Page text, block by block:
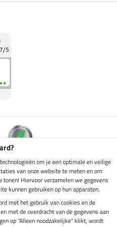
/5
om je een optimale en veilige
van onze website te meten en om
Hiervoor verzamelen we gegevens
kunnen gebruiken op hun apparaten.
met het gebruik van cookies en de
met de overdracht van de gegevens aan
op "Alleen noodzakelijke" klikt, wordt